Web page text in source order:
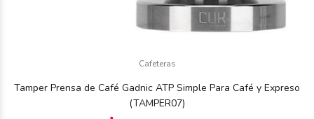
Cafeteras
Tamper Prensa de Café Gadnic ATP Simple Para Café y Expreso
(TAMPER07)